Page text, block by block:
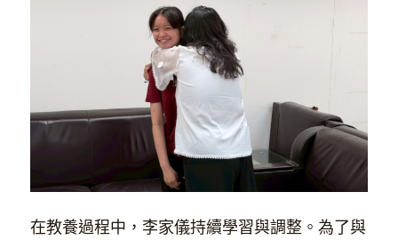
在教養過程中，李家儀持續學習與調整。為了與